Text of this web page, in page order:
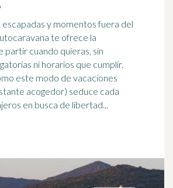
escapadas y momentos fuera del
te ofrece la
partir cuando quieras, sin
ni horarios que cumplir.
este modo de vacaciones
acogedor) seduce cada
en busca de libertad...